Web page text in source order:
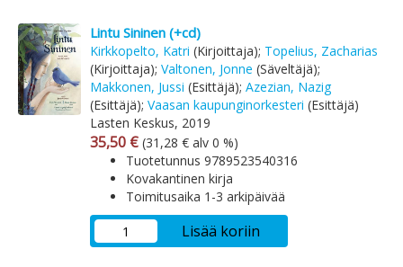
Lintu Sininen (+cd)
Kirkkopelto, Katri (Kirjoittaja); Topelius, Zacharias
(Kirjoittaja); Valtonen, Jonne (Säveltäjä);
Makkonen, Jussi (Esittäjä); Azezian, Nazig
(Esittäjä); Vaasan kaupunginorkesteri (Esittäjä)
Lasten Keskus, 2019
Arvonlisäverollinen hinta
35,50 € Arvonlisäveroton hinta
(31,28 € alv 0 %)
Tuotetunnus 9789523540316
Kovakantinen kirja
Toimitusaika 1-3 arkipäivää
Lisää koriin